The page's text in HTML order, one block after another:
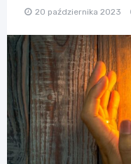
20 października 2023